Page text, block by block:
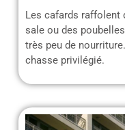
Les cafards raffolent
sale ou des
très peu de
chasse privilégié.